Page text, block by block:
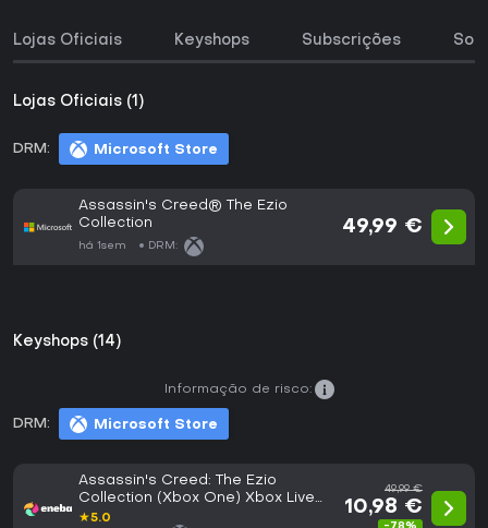
Lojas Oficiais Keyshops Subscrições
Lojas Oficiais (1)
DRM: Microsoft Store
Assassin's Creed® The Ezio
Collection
há 1sem DRM:
49,99 €
Keyshops (14)
DRM: Microsoft Store
Informação de risco:
Assassin's Creed: The Ezio
Collection (Xbox One) Xbox Live
Key EUROPE
★5.0
49,99 €
10,98 €